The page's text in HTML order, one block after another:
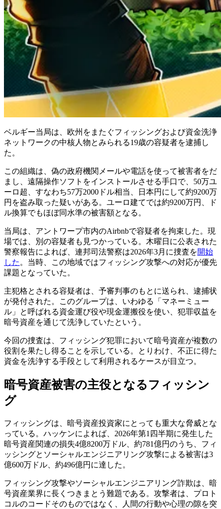
ベルギー当局は、欧州をまたぐフィッシングおよび資金洗浄
ネットワークの中核人物とみられる19歳の容疑者を逮捕し
た。
この組織は、偽の政府機関メールや電話を使って被害者をだ
まし、遠隔操作ソフトをインストールさせる手口で、50万ユ
ーロ超、すなわち57万2000ドル相当、日本円にして約9200万
円を盗み取った疑いがある。ユーロ建てでは約9200万円、ド
ル換算でもほぼ同水準の被害額となる。
当局は、アントワープ市内のAirbnbで容疑者を拘束した。現
場では、別の容疑者も見つかっている。木曜日に公表された
警察報告によれば、連邦司法警察は2026年3月に捜査を開始
した 。当時、この地域ではフィッシング攻撃への対応が優先
課題となっていた。
主犯格とされる容疑者は、予審判事のもとに送られ、逮捕状
が発付された。このグループは、いわゆる「マネーミュー
ル」と呼ばれる資金運び役や現金運搬役を使い、犯罪収益を
暗号資産を通じて洗浄していたという。
今回の捜査は、フィッシング犯罪において暗号資産が複数の
役割を果たし得ることを示している。とりわけ、不正に得た
資金を洗浄する手段として利用されるケースが目立つ。
暗号資産被害の主役となるフィッシン
グ
フィッシングは、暗号資産投資家にとっても重大な脅威とな
っている。ハッケンによれば、2026年第1四半期に発生した
暗号資産関連の損失4億8200万ドル、約781億円のうち、フィ
ッシングとソーシャルエンジニアリング攻撃による被害は3
億600万ドル、約496億円に達した。
フィッシング攻撃やソーシャルエンジニアリング詐欺は、暗
号資産業界に長くつきまとう難題である。攻撃者は、プロト
コルのコードそのものではなく、人間の行動や心理の隙を突